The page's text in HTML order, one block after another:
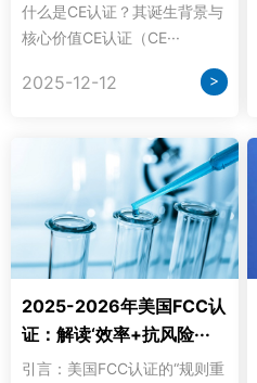
什么是CE认证？其诞生背景与
核心价值CE认证（CE···
2025-12-12 >
2025-2026年美国FCC认
证：解读‘效率+抗风险···
引言：美国FCC认证的“规则重